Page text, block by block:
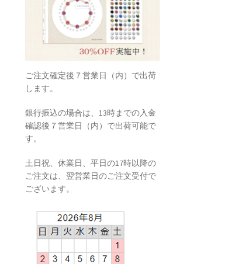
ご注文確定後７営業日（内）で出荷
します。
銀行振込の場合は、13時までの入金
確認後７営業日（内）で出荷可能で
す。
土日祝、休業日、平日の17時以降の
ご注文は、翌営業日のご注文受付で
ございます。